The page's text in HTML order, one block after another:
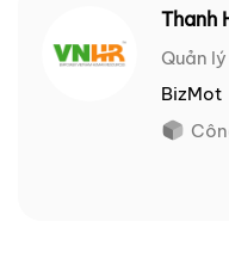
Thanh
Quản
BizMot